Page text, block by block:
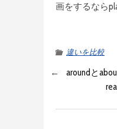
画をするなら
違いを比較
←
aroundと